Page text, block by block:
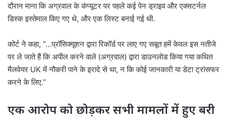
दौरान माना कि अग्रवाल के कंप्यूटर पर पहले कई पेन ड्राइव और एक्सटर्नल
डिस्क इस्तेमाल किए गए थे, और एक लिस्ट बनाई गई थी.
कोर्ट ने कहा, “…प्रॉसिक्यूशन द्वारा रिकॉर्ड पर लाए गए सबूत हमें केवल इस नतीजे
पर ले जाते हैं कि अपील करने वाले (अग्रवाल) द्वारा डाउनलोड किया गया कथित
मैलवेयर UK में नौकरी पाने के इरादे से था, न कि कोई जानकारी या डेटा ट्रांसफर
करने के लिए.”
एक आरोप को छोड़कर सभी मामलों में हुए बरी